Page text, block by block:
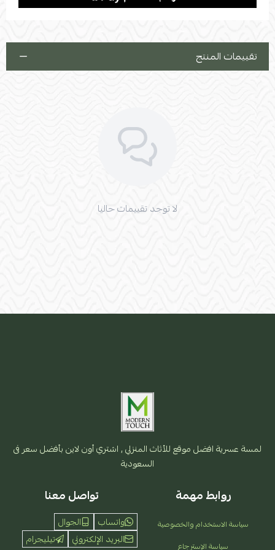
تقييمات المنتج
لا توجد تقييمات حاليا
لمسة عسرية افضل موقع للأثاث المنزلي , اشتري أون لاين بأفضل سعر فى
السعودية
روابط مهمة
سياسة الاستخدام والخصوصية
سياسة الإسترجاع
تواصل معنا
واتساب
الجوال
البريد الإلكتروني
تيليجرام